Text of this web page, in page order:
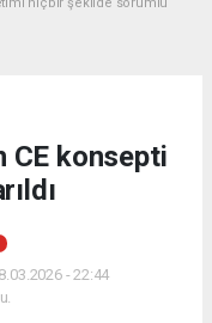
CE konsepti
- 22:44